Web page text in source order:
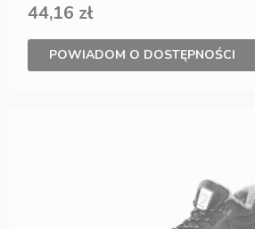
44,16 zł
POWIADOM O DOSTĘPNOŚCI